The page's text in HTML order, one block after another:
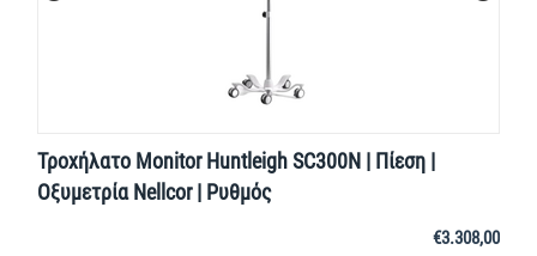
Τροχήλατο Monitor Huntleigh SC300N | Πίεση |
Οξυμετρία Nellcor | Ρυθμός
€3.308,00